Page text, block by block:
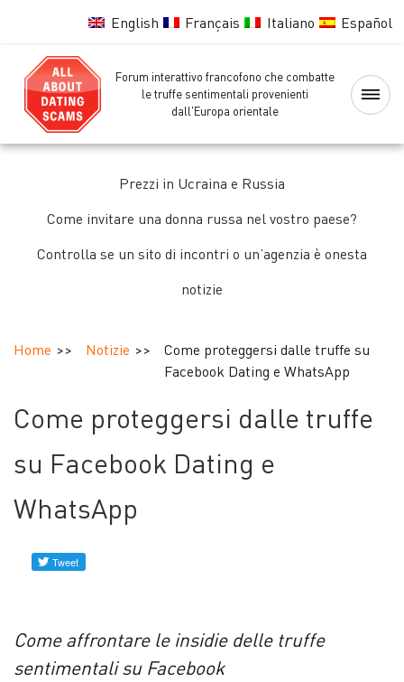
English Français Italiano Español
Forum interattivo francofono che combatte
le truffe sentimentali provenienti
dall'Europa orientale
Home
Lista
ragazze
Profili
Contattaci
Notizie
Prezzi in Ucraina e Russia
Come invitare una donna russa nel vostro paese?
Controlla se un sito di incontri o un’agenzia è onesta
notizie
Home Notizie
Come proteggersi dalle truffe su
Facebook Dating e WhatsApp
Come proteggersi dalle truffe
su Facebook Dating e
WhatsApp
Come affrontare le insidie ​​delle truffe
sentimentali su Facebook